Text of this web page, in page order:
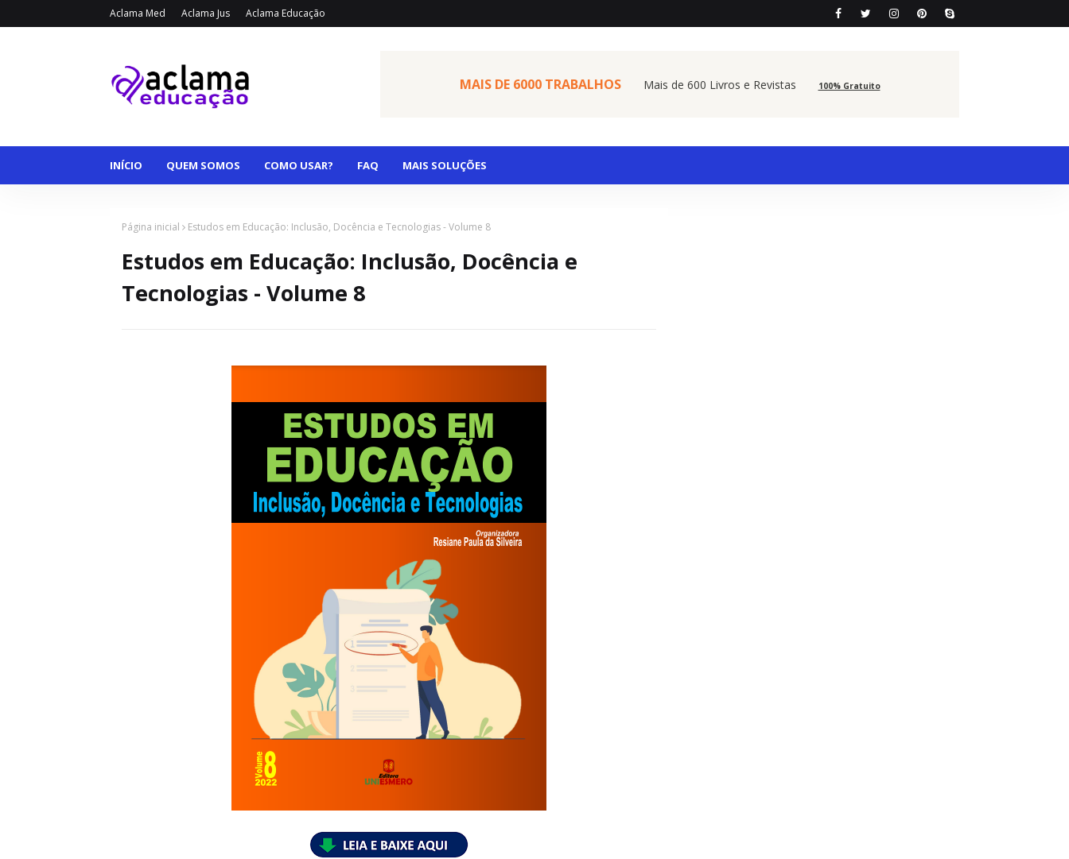
Aclama Med Aclama Jus Aclama Educação
MAIS DE 6000 TRABALHOS Mais de 600 Livros e Revistas 100% Gratuito
INÍCIO QUEM SOMOS COMO USAR? FAQ MAIS SOLUÇÕES
Página inicial Estudos em Educação: Inclusão, Docência e Tecnologias - Volume 8
Estudos em Educação: Inclusão, Docência e
Tecnologias - Volume 8